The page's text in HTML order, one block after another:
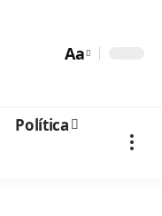
Aa
Política